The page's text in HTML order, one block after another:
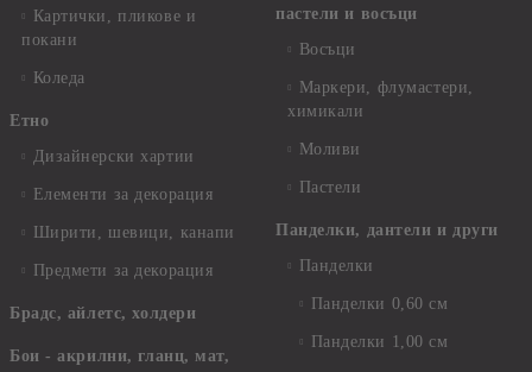
Картички, пликове и
покани
Коледа
Етно
Дизайнерски хартии
Елементи за декорация
Ширити, шевици, канапи
Предмети за декорация
Брадс, айлетс, холдери
Бои - акрилни, гланц, мат,
пастели и восъци
Восъци
Маркери, флумастери,
химикали
Моливи
Пастели
Панделки, дантели и други
Панделки
Панделки 0,60 см
Панделки 1,00 см